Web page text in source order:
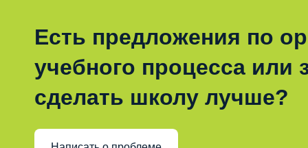
Есть предложения по
учебного процесса или
сделать школу лучше?